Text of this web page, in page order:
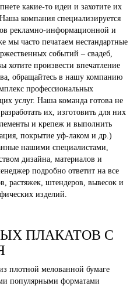
какие-то идеи и захотите их
компания специализируется
рекламно-информационной и
мы часто печатаем нестандартные
событий – свадеб,
произвести впечатление
обращайтесь в нашу компанию
профессиональных
услуг. Наша команда готова не
их, изготовить для них
и крепеж и выполнить
покрытие уф-лаком и др.)
нашими специалистами,
дизайна, материалов и
подробно ответит на все
растяжек, штендеров, вывесок и
изделий.
ПЛАКАТОВ С
плотной мелованной бумаге
популярными форматами